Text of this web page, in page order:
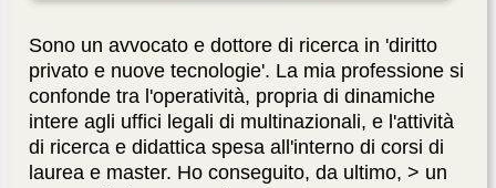
Sono un avvocato e dottore di ricerca in 'diritto
privato e nuove tecnologie'. La mia professione si
confonde tra l'operatività, propria di dinamiche
intere agli uffici legali di multinazionali, e l'attività
di ricerca e didattica spesa all'interno di corsi di
laurea e master. Ho conseguito, da ultimo, > un